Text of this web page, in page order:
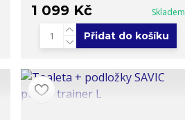
1 099 Kč Skladem
Přidat do košíku